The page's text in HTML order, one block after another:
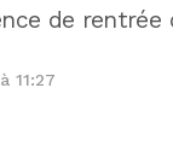
de rentrée
11:27